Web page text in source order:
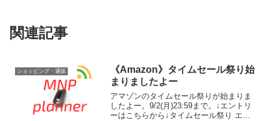
関連記事
ショッピング・通販
《Amazon》タイムセール祭り始
まりましたよー
アマゾンのタイムセール祭りが始まりま
したよー。9/2(月)23:59まで。↓エントリ
ーはこちらから↓タイムセール祭り エン